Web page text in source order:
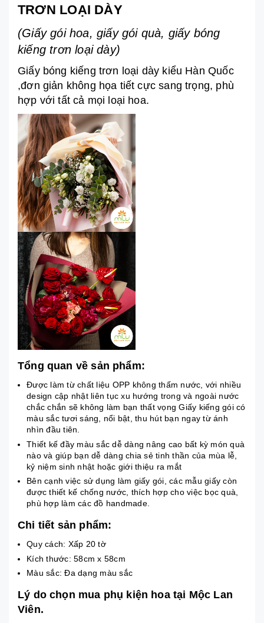
TRƠN LOẠI DÀY
(Giấy gói hoa, giấy gói quà, giấy bóng
kiếng trơn loại dày)
Giấy bóng kiếng trơn loại dày kiểu Hàn Quốc
,đơn giản không họa tiết cực sang trọng, phù
hợp với tất cả mọi loại hoa.
Tổng quan về sản phẩm:
Được làm từ chất liệu OPP không thấm nước, với nhiều
design cập nhật liên tục xu hướng trong và ngoài nước
chắc chắn sẽ không làm bạn thất vọng Giấy kiếng gói có
màu sắc tươi sáng, nổi bật, thu hút bạn ngay từ ánh
nhìn đầu tiên.
Thiết kế đầy màu sắc dễ dàng nâng cao bất kỳ món quà
nào và giúp bạn dễ dàng chia sẻ tinh thần của mùa lễ,
kỷ niệm sinh nhật hoặc giới thiệu ra mắt
Bên cạnh việc sử dụng làm giấy gói, các mẫu giấy còn
được thiết kế chống nước, thích hợp cho việc bọc quà,
phù hợp làm các đồ handmade.
Chi tiết sản phẩm:
Quy cách: Xấp 20 tờ
Kích thước: 58cm x 58cm
Màu sắc: Đa dạng màu sắc
Lý do chọn mua phụ kiện hoa tại Mộc Lan
Viên.